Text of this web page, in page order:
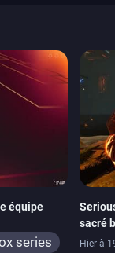
équipe
series
sacré
Hier à